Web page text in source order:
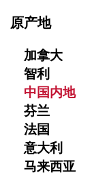
原产地
加拿大
智利
中国内地
芬兰
法国
意大利
马来西亚